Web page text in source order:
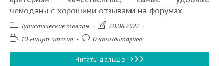
чемоданы с хорошими отзывами на форумах.
Рубрика
записи:
Туристические товары
Запись20.08.2022
Время10 минут чтения
Комментарии
записи:
0 комментариев
Читать дальше Топ